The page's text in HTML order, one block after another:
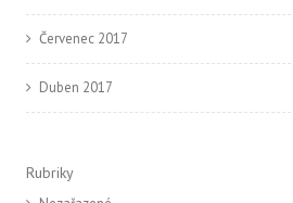
Červenec 2017
Duben 2017
Rubriky